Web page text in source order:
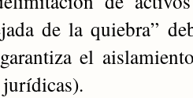
de la quiebra”
el
jurídicas).